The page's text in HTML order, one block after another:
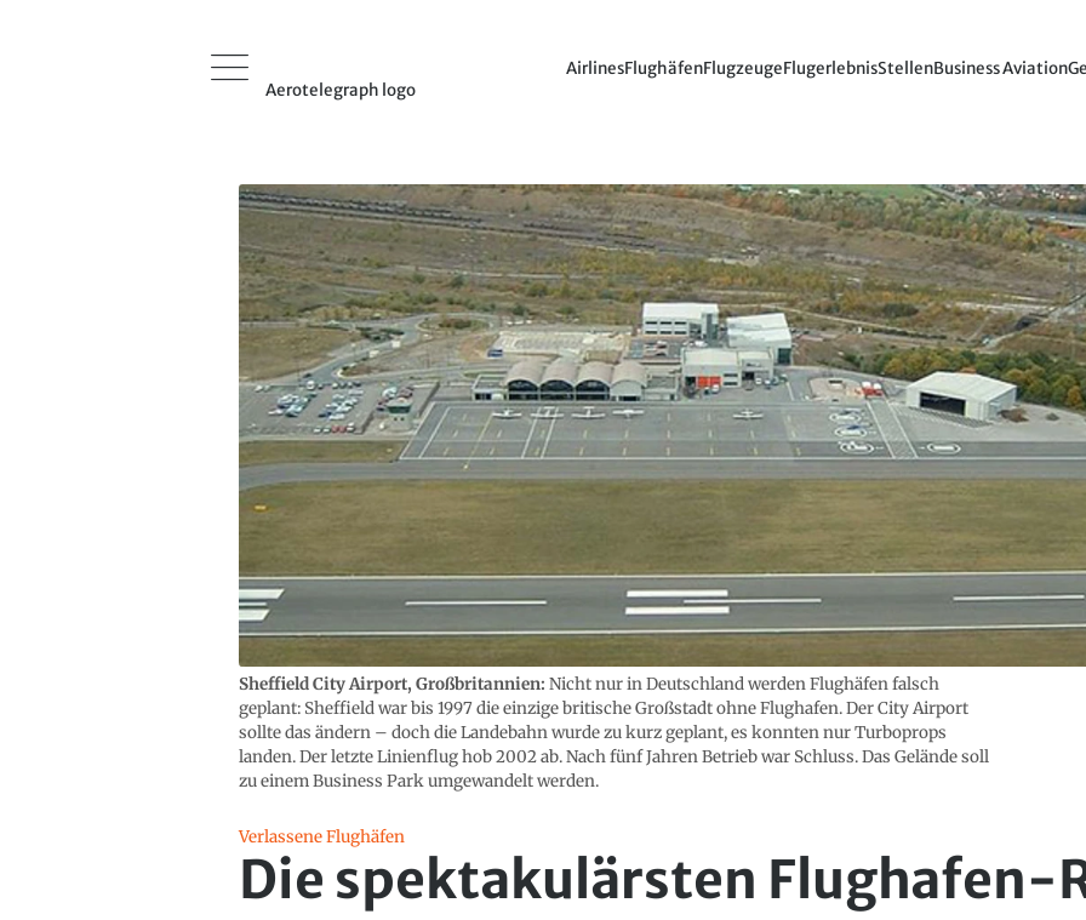
Aerotelegraph logo
AirlinesFlughäfenFlugzeugeFlugerlebnisStellenBusiness Aviation
Sheffield City Airport, Großbritannien: Nicht nur in Deutschland werden Flughäfen falsch
geplant: Sheffield war bis 1997 die einzige britische Großstadt ohne Flughafen. Der City Airport
sollte das ändern – doch die Landebahn wurde zu kurz geplant, es konnten nur Turboprops
landen. Der letzte Linienflug hob 2002 ab. Nach fünf Jahren Betrieb war Schluss. Das Gelände soll
zu einem Business Park umgewandelt werden.
Verlassene Flughäfen
Die spektakulärsten Flughafen-